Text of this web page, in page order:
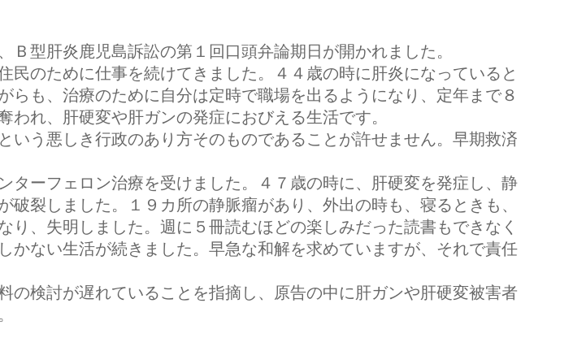
型肝炎鹿児島訴訟の第１回口頭弁論期日が開かれました。
のために仕事を続けてきました。４４歳の時に肝炎になっていると
も、治療のために自分は定時で職場を出るようになり、定年まで８
れ、肝硬変や肝ガンの発症におびえる生活です。
う悪しき行政のあり方そのものであることが許せません。早期救済
ーフェロン治療を受けました。４７歳の時に、肝硬変を発症し、静
裂しました。１９カ所の静脈瘤があり、外出の時も、寝るときも、
、失明しました。週に５冊読むほどの楽しみだった読書もできなく
ない生活が続きました。早急な和解を求めていますが、それで責任
検討が遅れていることを指摘し、原告の中に肝ガンや肝硬変被害者